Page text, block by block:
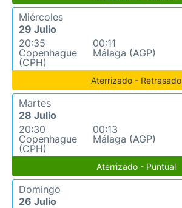
Miércoles
29 Julio
20:35
Copenhague
(CPH)
00:11
Málaga (AGP)
Aterrizado - Retrasado
Martes
28 Julio
20:30
Copenhague
(CPH)
00:13
Málaga (AGP)
Aterrizado - Puntual
Domingo
26 Julio